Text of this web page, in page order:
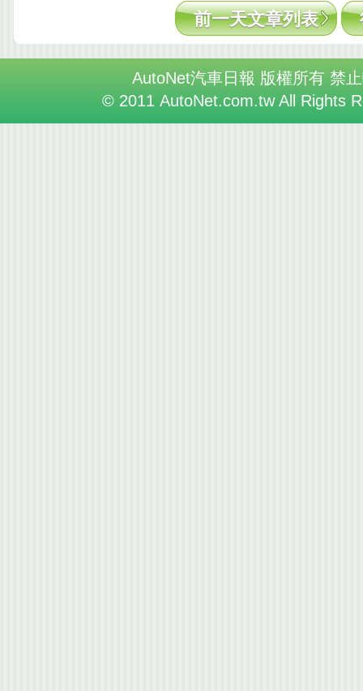
前一天文章列表
AutoNet汽車日報 版權所有 禁
© 2011 AutoNet.com.tw All Rights